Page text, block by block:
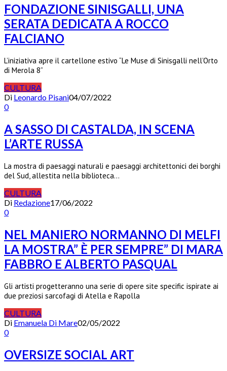
FONDAZIONE SINISGALLI, UNA
SERATA DEDICATA A ROCCO
FALCIANO
L’iniziativa apre il cartellone estivo “Le Muse di Sinisgalli nell’Orto
di Merola 8”
CULTURA
Di Leonardo Pisani04/07/2022
0
A SASSO DI CASTALDA, IN SCENA
L’ARTE RUSSA
La mostra di paesaggi naturali e paesaggi architettonici dei borghi
del Sud, allestita nella biblioteca…
CULTURA
Di Redazione17/06/2022
0
NEL MANIERO NORMANNO DI MELFI
LA MOSTRA” È PER SEMPRE” DI MARA
FABBRO E ALBERTO PASQUAL
Gli artisti progetteranno una serie di opere site specific ispirate ai
due preziosi sarcofagi di Atella e Rapolla
CULTURA
Di Emanuela Di Mare02/05/2022
0
OVERSIZE SOCIAL ART